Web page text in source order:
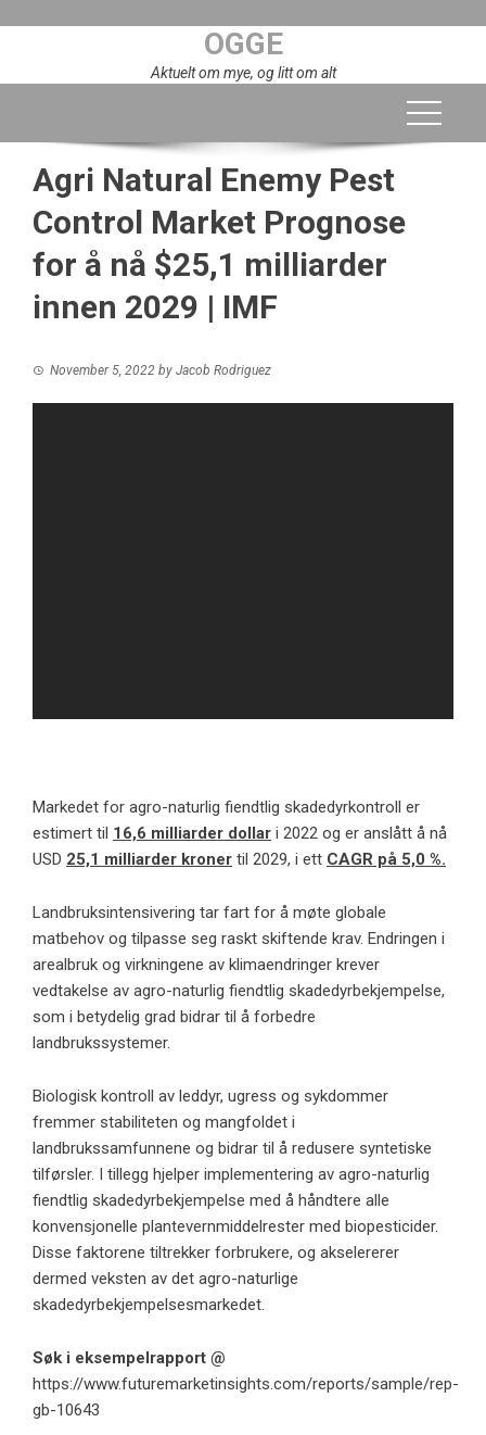
OGGE
Aktuelt om mye, og litt om alt
Agri Natural Enemy Pest
Control Market Prognose
for å nå $25,1 milliarder
innen 2029 | IMF
November 5, 2022 by Jacob Rodriguez
Markedet for agro-naturlig fiendtlig skadedyrkontroll er
estimert til 16,6 milliarder dollar i 2022 og er anslått å nå
USD 25,1 milliarder kroner til 2029, i ett CAGR på 5,0 %.
Landbruksintensivering tar fart for å møte globale
matbehov og tilpasse seg raskt skiftende krav. Endringen i
arealbruk og virkningene av klimaendringer krever
vedtakelse av agro-naturlig fiendtlig skadedyrbekjempelse,
som i betydelig grad bidrar til å forbedre
landbrukssystemer.
Biologisk kontroll av leddyr, ugress og sykdommer
fremmer stabiliteten og mangfoldet i
landbrukssamfunnene og bidrar til å redusere syntetiske
tilførsler. I tillegg hjelper implementering av agro-naturlig
fiendtlig skadedyrbekjempelse med å håndtere alle
konvensjonelle plantevernmiddelrester med biopesticider.
Disse faktorene tiltrekker forbrukere, og akselererer
dermed veksten av det agro-naturlige
skadedyrbekjempelsesmarkedet.
Søk i eksempelrapport @
https://www.futuremarketinsights.com/reports/sample/rep-
gb-10643